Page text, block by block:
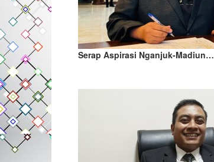
Serap Aspirasi Nganjuk-Madiun…